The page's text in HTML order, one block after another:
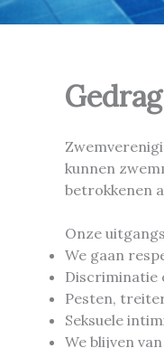
kunnen
betrokkenen
Onze
We gaan
Discriminatie
Pesten,
Seksuele
We blijven